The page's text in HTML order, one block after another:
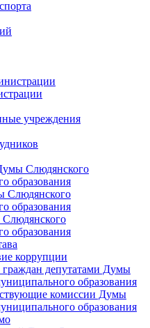
учреждения
Слюдянского
образования
Слюдянского
образования
образования
коррупции
депутатами Думы
образования
комиссии Думы
образования